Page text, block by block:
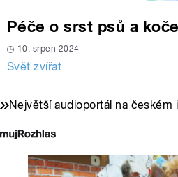
Péče o srst psů a
10. srpen 2024
Svět zvířat
Největší audioportál na českém